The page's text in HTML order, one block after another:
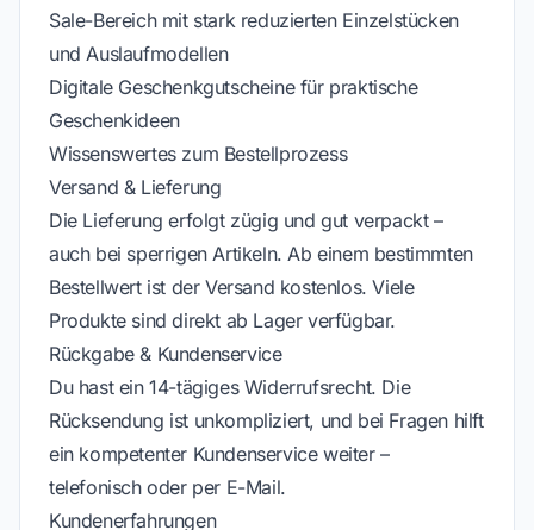
Sale-Bereich mit stark reduzierten Einzelstücken
und Auslaufmodellen
Digitale Geschenkgutscheine für praktische
Geschenkideen
Wissenswertes zum Bestellprozess
Versand & Lieferung
Die Lieferung erfolgt zügig und gut verpackt –
auch bei sperrigen Artikeln. Ab einem bestimmten
Bestellwert ist der Versand kostenlos. Viele
Produkte sind direkt ab Lager verfügbar.
Rückgabe & Kundenservice
Du hast ein 14-tägiges Widerrufsrecht. Die
Rücksendung ist unkompliziert, und bei Fragen hilft
ein kompetenter Kundenservice weiter –
telefonisch oder per E-Mail.
Kundenerfahrungen